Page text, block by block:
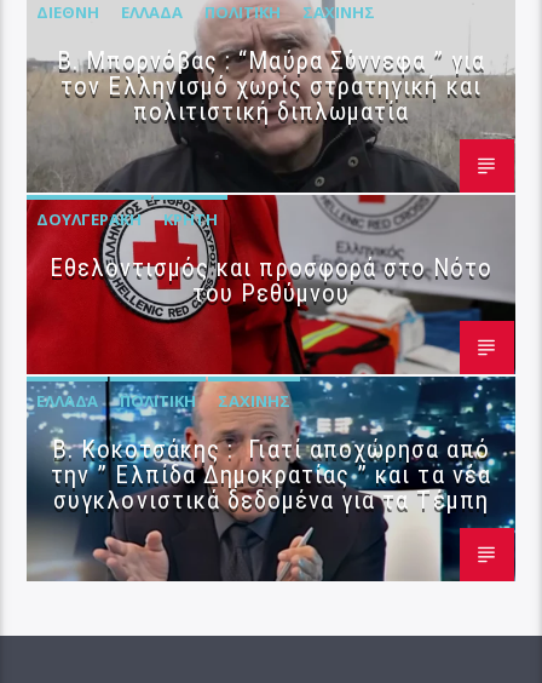
ΔΙΕΘΝΉ ΕΛΛΆΔΑ ΠΟΛΙΤΙΚΉ ΣΑΧΊΝΗΣ
B. Μπορνόβας : “Μαύρα Σύννεφα ” για
τον Ελληνισμό χωρίς στρατηγική και
πολιτιστική διπλωματία
ΔΟΥΛΓΕΡΆΚΗ ΚΡΉΤΗ
Εθελοντισμός και προσφορά στο Νότο
του Ρεθύμνου
ΕΛΛΆΔΑ ΠΟΛΙΤΙΚΉ ΣΑΧΊΝΗΣ
Β. Κοκοτσάκης : Γιατί αποχώρησα από
την ” Ελπίδα Δημοκρατίας ” και τα νέα
συγκλονιστικά δεδομένα για τα Τέμπη